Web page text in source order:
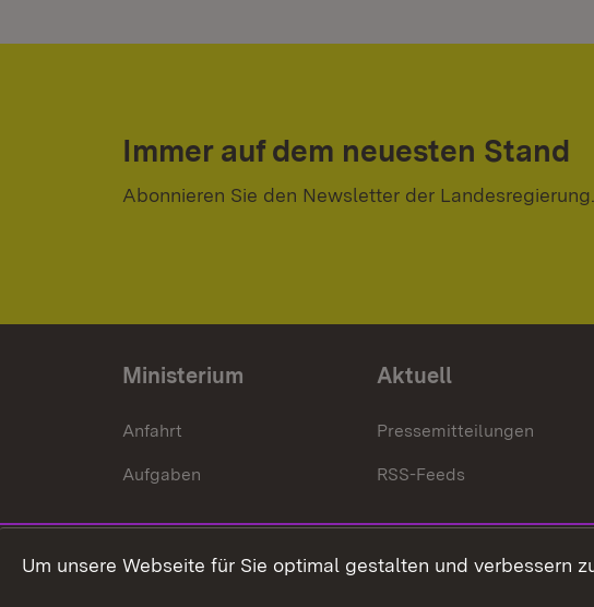
Immer auf dem neuesten Stand
Abonnieren Sie den Newsletter der Landesregierung.
Ministerium
Anfahrt
Aufgaben
Aktuell
Pressemitteilungen
RSS-Feeds
Um unsere Webseite für Sie optimal gestalten und verbessern